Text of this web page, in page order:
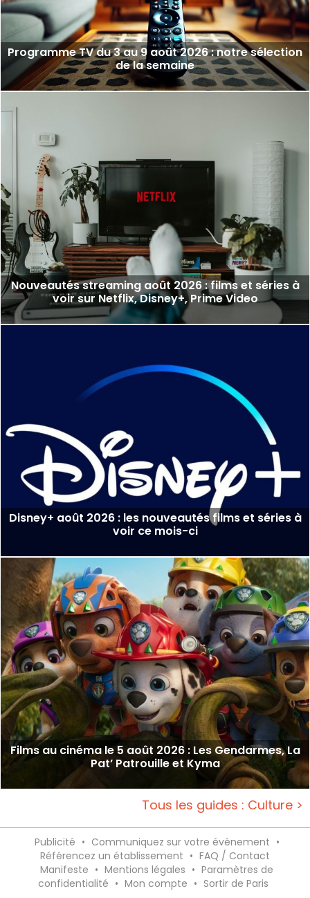
Programme TV du 3 au 9 août 2026 : notre sélection
de la semaine
Nouveautés streaming août 2026 : films et séries à
voir sur Netflix, Disney+, Prime Video
Disney+ août 2026 : les nouveautés films et séries à
voir ce mois-ci
Films au cinéma le 5 août 2026 : Les Gendarmes, La
Pat’ Patrouille et Kyma
Tous les guides : Culture >
Publicité • Communiquez sur votre événement •
Référencez un établissement • FAQ / Contact
Manifeste • Mentions légales • Paramètres de
confidentialité • Mon compte • Sortir de Paris